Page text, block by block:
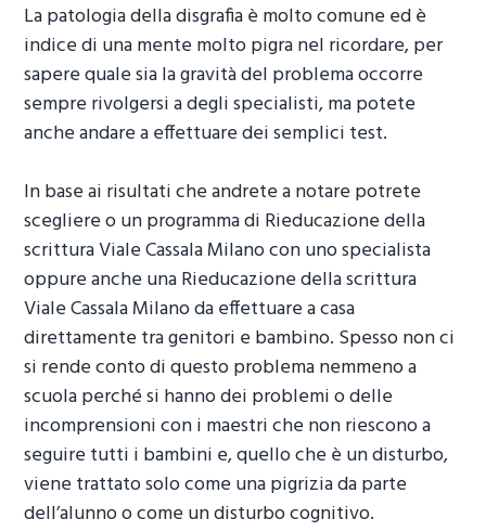
La patologia della disgrafia è molto comune ed è
indice di una mente molto pigra nel ricordare, per
sapere quale sia la gravità del problema occorre
sempre rivolgersi a degli specialisti, ma potete
anche andare a effettuare dei semplici test.
In base ai risultati che andrete a notare potrete
scegliere o un programma di Rieducazione della
scrittura Viale Cassala Milanocon uno specialista
oppure anche unaRieducazione della scrittura
Viale Cassala Milanoda effettuare a casa
direttamente tra genitori e bambino. Spesso non ci
si rende conto di questo problema nemmeno a
scuola perché si hanno dei problemi o delle
incomprensioni con i maestri che non riescono a
seguire tutti i bambini e, quello che è un disturbo,
viene trattato solo come una pigrizia da parte
dell’alunno o come un disturbo cognitivo.